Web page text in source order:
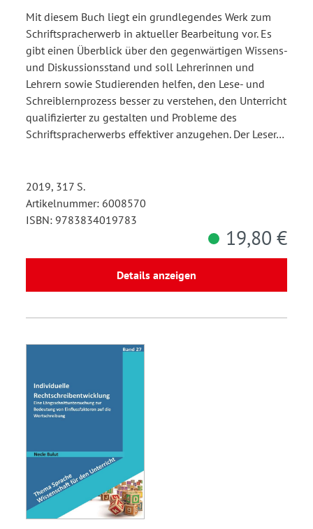
Mit diesem Buch liegt ein grundlegendes Werk zum
Schriftspracherwerb in aktueller Bearbeitung vor. Es
gibt einen Überblick über den gegenwärtigen Wissens-
und Diskussionsstand und soll Lehrerinnen und
Lehrern sowie Studierenden helfen, den Lese- und
Schreiblernprozess besser zu verstehen, den Unterricht
qualifizierter zu gestalten und Probleme des
Schriftspracherwerbs effektiver anzugehen. Der Leser…
2019, 317 S.
Artikelnummer: 6008570
ISBN: 9783834019783
19,80 €
Details anzeigen